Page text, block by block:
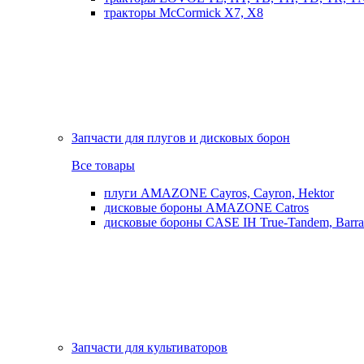
тракторы McCormick X7, X8
Запчасти для плугов и дисковых борон
Все товары
плуги AMAZONE Cayros, Cayron, Hektor
дисковые бороны AMAZONE Catros
дисковые бороны CASE IH True-Tandem,
Запчасти для культиваторов